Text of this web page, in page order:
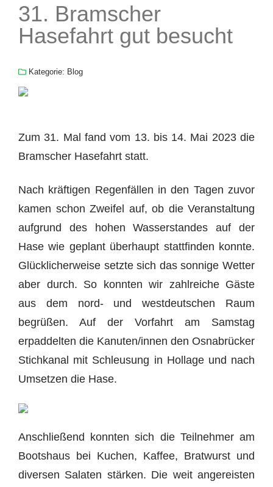
31. Bramscher
Hasefahrt gut besucht
Kategorie: Blog
Zum 31. Mal fand vom 13. bis 14. Mai 2023 die
Bramscher Hasefahrt statt.
Nach kräftigen Regenfällen in den Tagen zuvor
kamen schon Zweifel auf, ob die Veranstaltung
aufgrund des hohen Wasserstandes auf der
Hase wie geplant überhaupt stattfinden konnte.
Glücklicherweise setzte sich das sonnige Wetter
aber durch. So konnten wir zahlreiche Gäste
aus dem nord- und westdeutschen Raum
begrüßen. Auf der Vorfahrt am Samstag
erpaddelten die Kanuten/innen den Osnabrücker
Stichkanal mit Schleusung in Hollage und nach
Umsetzen die Hase.
Anschließend konnten sich die Teilnehmer am
Bootshaus bei Kuchen, Kaffee, Bratwurst und
diversen Salaten stärken. Die weit angereisten